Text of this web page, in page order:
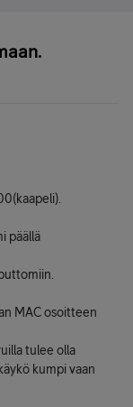
päällä
MAC osoitteen
tulee olla
kumpi vaan